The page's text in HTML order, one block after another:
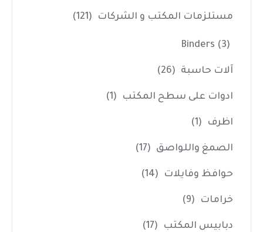
مستلزمات المكتب و الشركات (121)
Binders (3)
آلات حاسبة (26)
ادوات على سطح المكتب (1)
اظرف (1)
الصمغ واللواصق (17)
حوافظ وفايلات (14)
خرامات (9)
دبابيس المكتب (17)